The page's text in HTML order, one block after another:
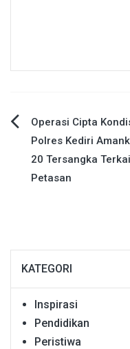
Navigasi
pos
Operasi Cipta
Polres Kediri
20 Tersangka
Petasan
KATEGORI
Inspirasi
Pendidikan
Peristiwa